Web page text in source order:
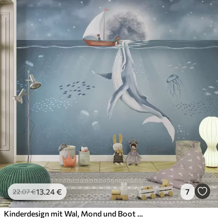
22.07€13.24€ 7
Kinderdesign mit Wal, Mond und Boot mit Kindern